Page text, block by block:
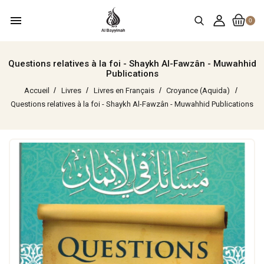
0
menu
Questions relatives à la foi - Shaykh Al-Fawzân - Muwahhid
Publications
Accueil Livres Livres en Français
Croyance (Aquida)
Questions relatives à la foi - Shaykh Al-Fawzân - Muwahhid Publications